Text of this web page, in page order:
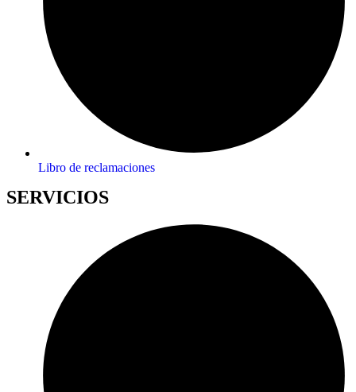
Libro de reclamaciones
SERVICIOS